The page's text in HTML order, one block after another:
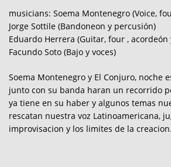
musicians: Soema Montenegro (Voice,
Jorge Sottile (Bandoneon y percusión)
Eduardo Herrera (Guitar, four , acordeón
Facundo Soto (Bajo y voces)
Soema Montenegro y El Conjuro, noche
junto con su banda haran un recorrido
ya tiene en su haber y algunos temas
rescatan nuestra voz Latinoamericana,
improvisacion y los limites de la creacion.